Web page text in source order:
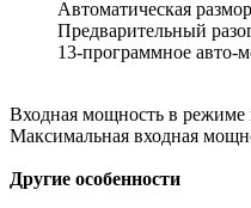
Автоматическая
Предварительный
13-программное авто-
Входная мощность в режиме
Максимальная входная
Другие особенности